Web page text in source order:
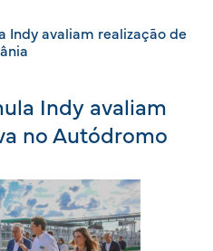
Indy avaliam realização de
Indy avaliam
no Autódromo